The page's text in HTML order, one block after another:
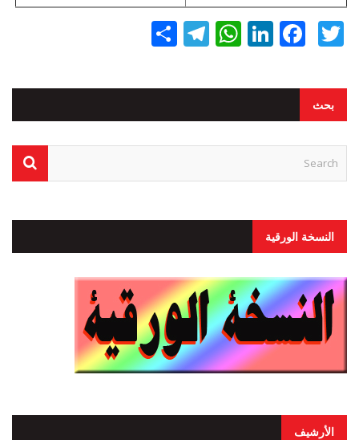
Twitter
Facebook
LinkedIn
WhatsApp
Telegram
بحث
النسخة الورقية
الأرشيف